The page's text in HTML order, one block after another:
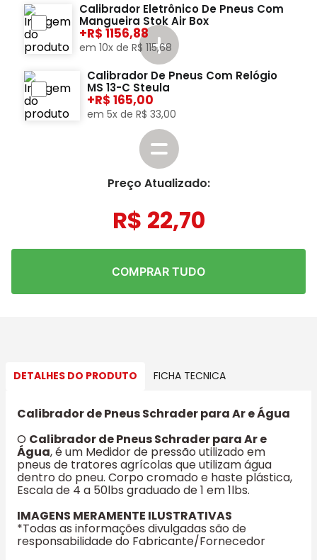
Calibrador Eletrônico De Pneus Com
Mangueira Stok Air Box
+ 1156,88
em 10x de R$ 115,68
Calibrador De Pneus Com Relógio
MS 13-C Steula
+ 165,00
em5x deR$ 33,00
Preço Atualizado:
R$ 22,70
COMPRAR TUDO
DETALHES DO PRODUTO FICHA TECNICA
Calibrador de Pneus Schrader para Ar e Água
O Calibrador de Pneus Schrader para Ar e
Água, é um Medidor de pressão utilizado em
pneus de tratores agrícolas que utilizam água
dentro do pneu. Corpo cromado e haste plástica,
Escala de 4 a 50lbs graduado de 1 em 1lbs.
IMAGENS MERAMENTE ILUSTRATIVAS
*Todas as informações divulgadas são de
responsabilidade do Fabricante/Fornecedor